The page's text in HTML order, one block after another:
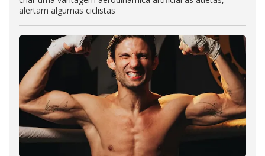
alertam algumas ciclistas